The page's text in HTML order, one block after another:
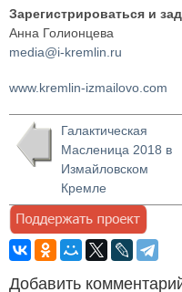
Зарегистрироваться и
Анна Голионцева
media@i-kremlin.ru
www.kremlin-izmailovo.com
Галактическая
Масленица 2018 в
Измайловском
Кремле
Добавить